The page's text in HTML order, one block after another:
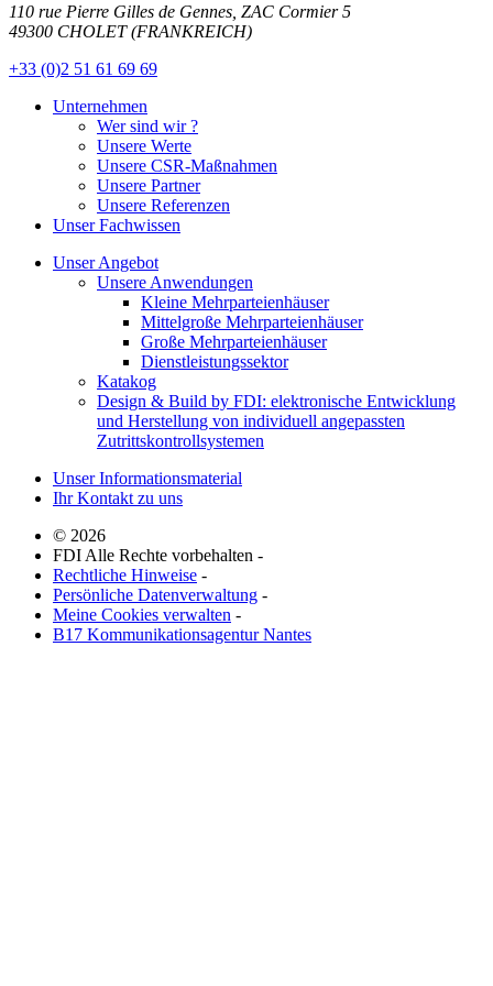
110 rue Pierre Gilles de Gennes, ZAC Cormier 5
49300 CHOLET (FRANKREICH)
+33 (0)2 51 61 69 69
Unternehmen
Wer sind wir ?
Unsere Werte
Unsere CSR-Maßnahmen
Unsere Partner
Unsere Referenzen
Unser Fachwissen
Unser Angebot
Unsere Anwendungen
Kleine Mehrparteienhäuser
Mittelgroße Mehrparteienhäuser
Große Mehrparteienhäuser
Dienstleistungssektor
Katakog
Design & Build by FDI: elektronische Entwicklung
und Herstellung von individuell angepassten
Zutrittskontrollsystemen
Unser Informationsmaterial
Ihr Kontakt zu uns
© 2026
FDI Alle Rechte vorbehalten -
Rechtliche Hinweise -
Persönliche Datenverwaltung -
Meine Cookies verwalten -
B17 Kommunikationsagentur Nantes